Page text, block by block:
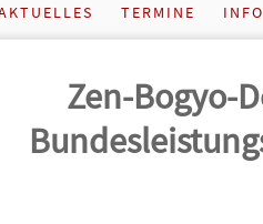
TERMINE INFO
Zen-Bogyo-